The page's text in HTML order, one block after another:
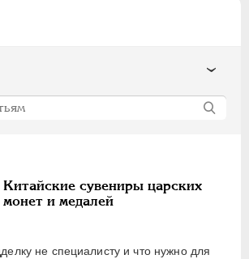
Китайские сувениры царских
монет и медалей
не специалисту и что нужно для
1762
1801-1825